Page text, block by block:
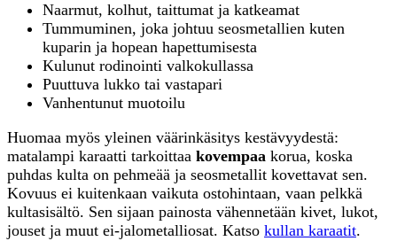
Naarmut, kolhut, taittumat ja katkeamat
Tummuminen, joka johtuu seosmetallien kuten
kuparin ja hopean hapettumisesta
Kulunut rodinointi valkokullassa
Puuttuva lukko tai vastapari
Vanhentunut muotoilu
Huomaa myös yleinen väärinkäsitys kestävyydestä:
matalampi karaatti tarkoittaa kovempaa korua, koska
puhdas kulta on pehmeää ja seosmetallit kovettavat sen.
Kovuus ei kuitenkaan vaikuta ostohintaan, vaan pelkkä
kultasisältö. Sen sijaan painosta vähennetään kivet, lukot,
jouset ja muut ei-jalometalliosat. Katso kullan karaatit.